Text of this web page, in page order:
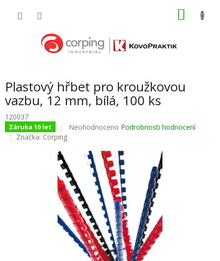
Plastový hřbet pro kroužkovou
vazbu, 12 mm, bílá, 100 ks
120037
Záruka 10 let
Průměrné
0,0
z
5
hvězdiček.
Neohodnoceno Podrobnosti hodnocení
Značka: Corping